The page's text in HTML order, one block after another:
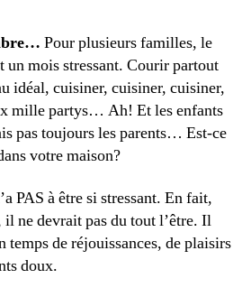
Pour plusieurs familles, le
un mois stressant. Courir partout
idéal, cuisiner, cuisiner, cuisiner,
mille partys… Ah! Et les enfants
pas toujours les parents… Est-ce
votre maison?
PAS à être si stressant. En fait,
ne devrait pas du tout l’être. Il
temps de réjouissances, de plaisirs
doux.